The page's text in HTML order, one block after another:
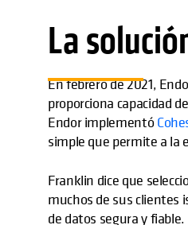
La
En febrero de 2021,
proporciona capacidad
Endor implementó
simple que permite a la
Franklin dice que
muchos de sus clientes
de datos segura y